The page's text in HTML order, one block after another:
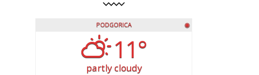
PODGORICA ◉
11°
partly cloudy